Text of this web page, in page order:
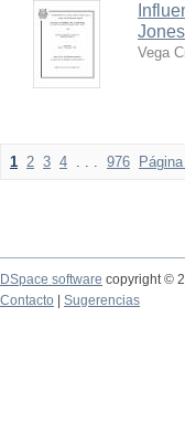
Vega
1 2 3 4 . . . 976
DSpace software copyright ©
Contacto
Sugerencias